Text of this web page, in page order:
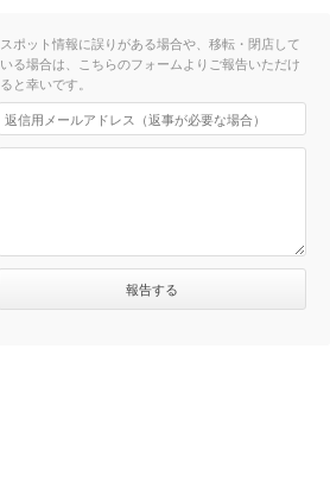
スポット情報に誤りがある場合や、移転・閉店して
いる場合は、こちらのフォームよりご報告いただけ
ると幸いです。